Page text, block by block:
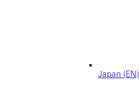
Japan (EN)